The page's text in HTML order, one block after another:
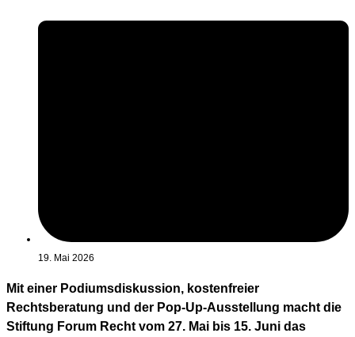
19. Mai 2026
Mit einer Podiumsdiskussion, kostenfreier
Rechtsberatung und der Pop-Up-Ausstellung macht die
Stiftung Forum Recht vom 27. Mai bis 15. Juni das